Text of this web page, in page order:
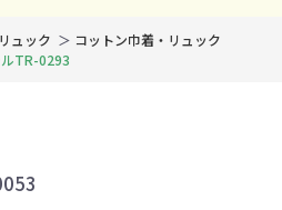
ュック
コットン巾着・リュック
TR-0293